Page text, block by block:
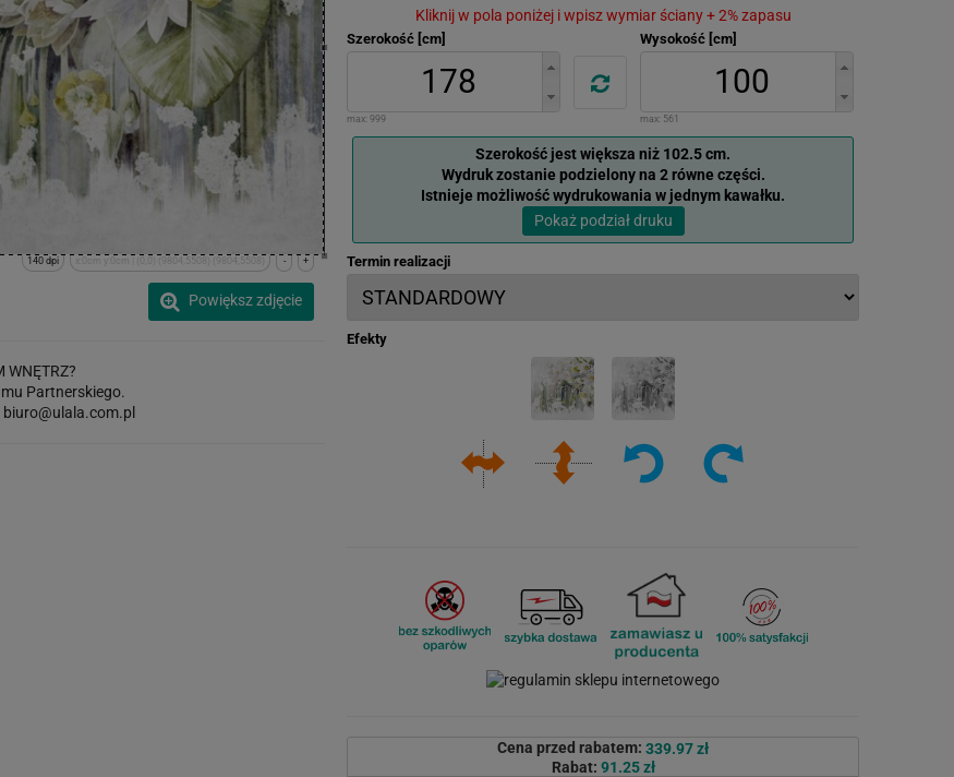
+
-
x:0cm y:0cm | (0,0) (9804,5508) (9804,5508)
140 dpi
Powiększ zdjęcie
WNĘTRZ?
Partnerskiego.
biuro@ulala.com.pl
Kliknij w pola poniżej i wpisz wymiar ściany + 2% zapasu
Szerokość [cm]
max: 999
Wysokość [cm]
max: 561
Szerokość jest większa niż 102.5 cm.
Wydruk zostanie podzielony na 2 równe części.
Istnieje możliwość wydrukowania w jednym kawałku.
Pokaż podział druku
Termin realizacji
Efekty
Cena przed rabatem: 339.97 zł
Rabat: 91.25 zł